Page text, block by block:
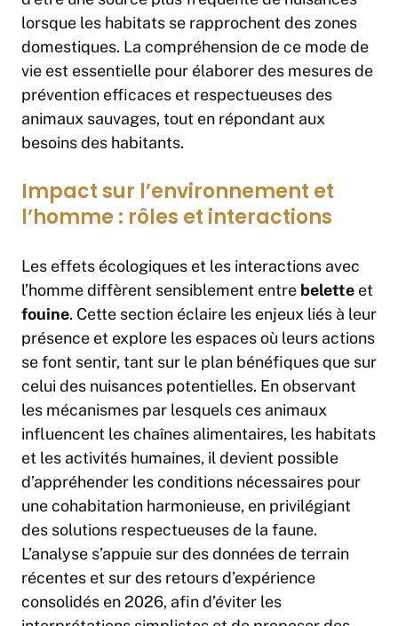
lorsque les habitats se rapprochent des zones
domestiques. La compréhension de ce mode de
vie est essentielle pour élaborer des mesures de
prévention efficaces et respectueuses des
animaux sauvages, tout en répondant aux
besoins des habitants.
Impact sur l’environnement et
l’homme : rôles et interactions
Les effets écologiques et les interactions avec
l’homme diffèrent sensiblement entre belette et
fouine. Cette section éclaire les enjeux liés à leur
présence et explore les espaces où leurs actions
se font sentir, tant sur le plan bénéfiques que sur
celui des nuisances potentielles. En observant
les mécanismes par lesquels ces animaux
influencent les chaînes alimentaires, les habitats
et les activités humaines, il devient possible
d’appréhender les conditions nécessaires pour
une cohabitation harmonieuse, en privilégiant
des solutions respectueuses de la faune.
L’analyse s’appuie sur des données de terrain
récentes et sur des retours d’expérience
consolidés en 2026, afin d’éviter les